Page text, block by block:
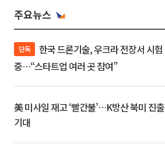
주요뉴스
단독
중…“스타트업 여러 곳 참여”
美 미사일 재고 ‘빨간불’…K방산 북미 진출
기대